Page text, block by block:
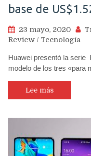
base de
23 mayo, 2020
Review / Tecnología
Huawei presentó la serie
modelo de los tres «para
Lee más